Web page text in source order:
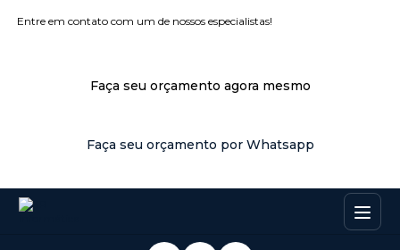
Entre em contato com um de nossos especialistas!
Faça seu orçamento agora mesmo
Faça seu orçamento por Whatsapp